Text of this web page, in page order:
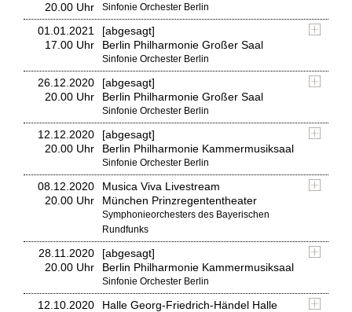
20.00 Uhr
Sinfonie Orchester Berlin
01.01.2021
17.00 Uhr
[abgesagt]
Berlin Philharmonie Großer Saal
Sinfonie Orchester Berlin
26.12.2020
20.00 Uhr
[abgesagt]
Berlin Philharmonie Großer Saal
Sinfonie Orchester Berlin
12.12.2020
20.00 Uhr
[abgesagt]
Berlin Philharmonie Kammermusiksaal
Sinfonie Orchester Berlin
08.12.2020
20.00 Uhr
Musica Viva Livestream
München Prinzregententheater
Symphonieorchesters des Bayerischen
Rundfunks
28.11.2020
20.00 Uhr
[abgesagt]
Berlin Philharmonie Kammermusiksaal
Sinfonie Orchester Berlin
12.10.2020
Halle Georg-Friedrich-Händel Halle